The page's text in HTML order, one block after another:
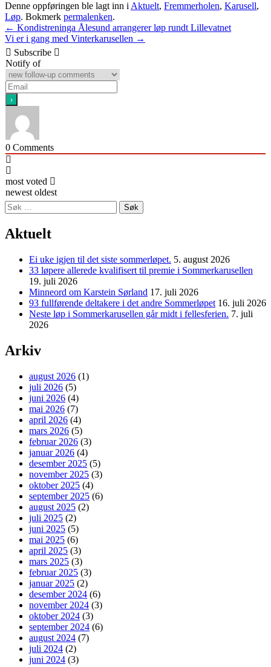
Denne oppføringen ble lagt inn i Aktuelt, Fremmerholen, Karusell,
Løp. Bokmerk permalenken.
Innleggsnavigasjon
← Kondistreninga Ålesund arrangerer løp rundt Lillevatnet
Vi er i gang med Vinterkarusellen →
Subscribe
Notify of
0 Comments
most voted
newest oldest
Søk
etter:
Aktuelt
Ei uke igjen til det siste sommerløpet. 5. august 2026
33 løpere allerede kvalifisert til premie i Sommerkarusellen
19. juli 2026
Minneord om Karstein Sørland 17. juli 2026
93 fullførende deltakere i det andre Sommerløpet 16. juli 2026
Neste løp i Sommerkarusellen går midt i fellesferien. 7. juli
2026
Arkiv
august 2026 (1)
juli 2026 (5)
juni 2026 (4)
mai 2026 (7)
april 2026 (4)
mars 2026 (5)
februar 2026 (3)
januar 2026 (4)
desember 2025 (5)
november 2025 (3)
oktober 2025 (4)
september 2025 (6)
august 2025 (2)
juli 2025 (2)
juni 2025 (5)
mai 2025 (6)
april 2025 (3)
mars 2025 (3)
februar 2025 (3)
januar 2025 (2)
desember 2024 (6)
november 2024 (3)
oktober 2024 (3)
september 2024 (6)
august 2024 (7)
juli 2024 (2)
juni 2024 (3)